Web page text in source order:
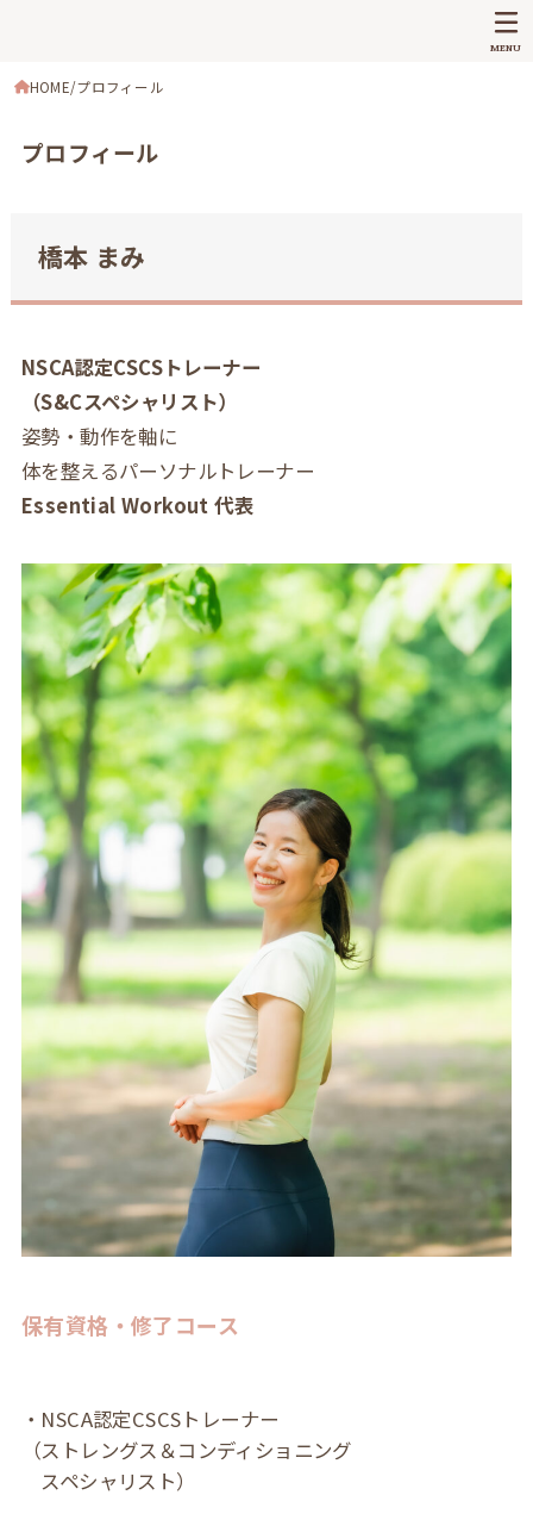
MENU
HOME プロフィール
プロフィール
橋本 まみ
NSCA認定CSCSトレーナー
（S&Cスペシャリスト）
姿勢・動作を軸に
体を整えるパーソナルトレーナー
Essential Workout 代表
保有資格・修了コース
・NSCA認定CSCSトレーナー
（ストレングス＆コンディショニング
スペシャリスト）